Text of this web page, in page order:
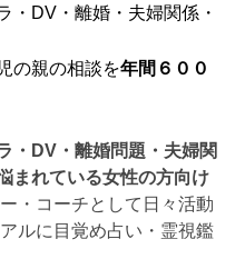
・DV・離婚・夫婦関係・
の親の相談を年間６００
・DV・離婚問題・夫婦関
まれている女性の方向け
・コーチとして日々活動
ルに目覚め占い・霊視鑑